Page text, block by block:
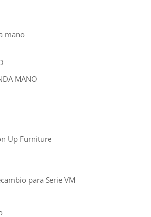
mano
MANO
Up Furniture
para Serie VM